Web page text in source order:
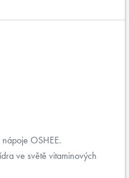
OSHEE.
ve světě vitaminových